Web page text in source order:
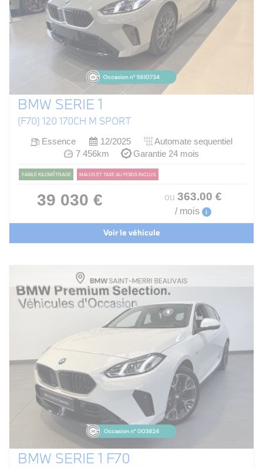
BMW SERIE 1
(F70) 120 170CH M SPORT
Essence 12/2025
Automate sequentiel
7 456km
Garantie 24 mois
FAIBLE KILOMÉTRAGE MALUS ET TAXE AU POIDS INCLUS
39 030 € ou 363.00 €
/ mois i
Voir le véhicule
BMW SERIE 1 F70